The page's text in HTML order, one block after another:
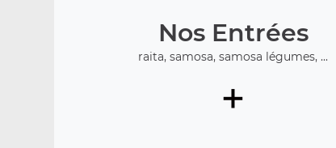
Nos Entrées
raita, samosa, samosa légumes, ...
+